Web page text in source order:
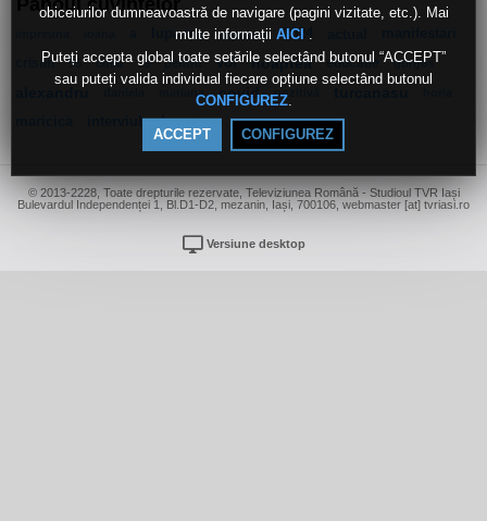
obiceiurilor dumneavoastră de navigare (pagini vizitate, etc.). Mai
multe informații AICI .
Puteți accepta global toate setările selectând butonul “ACCEPT”
sau puteți valida individual fiecare opțiune selectând butonul
CONFIGUREZ.
ACCEPT CONFIGUREZ
lupascu stanca 2024
cristin
55 citea 13 pentru voi noaptea educatie gorgos
mariana covid pozitivă
de tie
© 2013-2228, Toate drepturile rezervate, Televiziunea Română - Studioul TVR Iași
Bulevardul Independenței 1, Bl.D1-D2, mezanin, Iași, 700106, webmaster [at] tvriasi.ro
Versiune desktop